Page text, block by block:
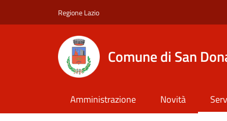
Regione Lazio
Comune di San
Amministrazione Novità